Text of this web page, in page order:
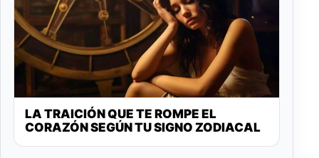
LA TRAICIÓN QUE TE ROMPE EL
CORAZÓN SEGÚN TU SIGNO ZODIACAL